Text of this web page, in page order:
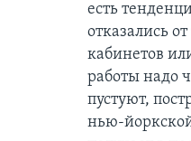
есть
отказались
кабинетов
работы надо
пустуют,
нью-